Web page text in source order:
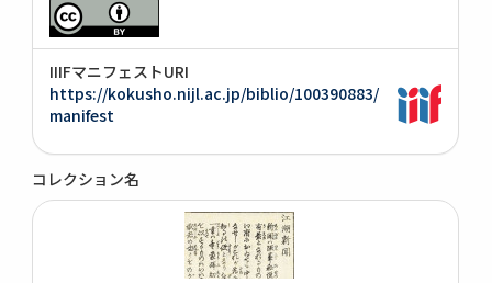
IIIFマニフェストURI
https://kokusho.nijl.ac.jp/biblio/100390883/
manifest
コレクション名